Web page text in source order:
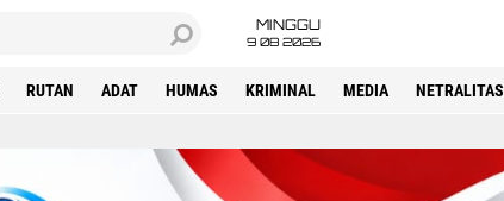
MINGGU
9 08 2026
RUTAN ADAT HUMAS KRIMINAL MEDIA NETRALITAS